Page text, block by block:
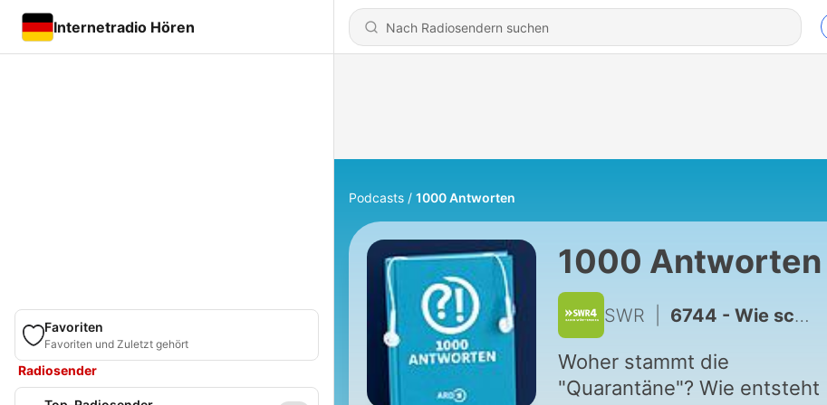
Internetradio Hören
Favoriten
Favoriten und Zuletzt gehört
Radiosender
Podcasts 1000 Antworten
1000 Antworten
SWR 6744 - Wie schädlich ist Rauchen für die Haut?
Woher stammt die
"Quarantäne"? Wie entsteht